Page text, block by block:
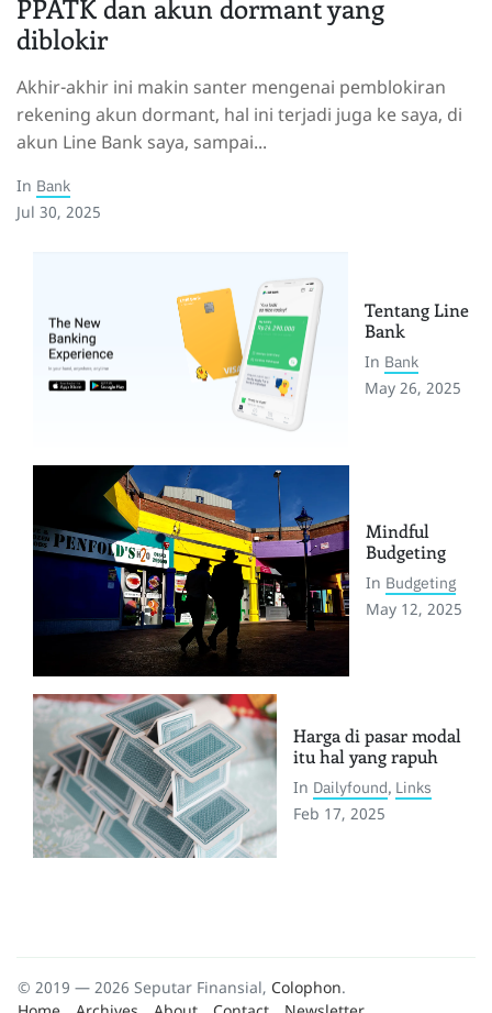
PPATK dan akun dormant yang
diblokir
Akhir-akhir ini makin santer mengenai pemblokiran
rekening akun dormant, hal ini terjadi juga ke saya, di
akun Line Bank saya, sampai...
In Bank
Jul 30, 2025
Tentang Line
Bank
In Bank
May 26, 2025
Mindful
Budgeting
In Budgeting
May 12, 2025
Harga di pasar modal
itu hal yang rapuh
In Dailyfound, Links
Feb 17, 2025
© 2019 — 2026 Seputar Finansial, Colophon.